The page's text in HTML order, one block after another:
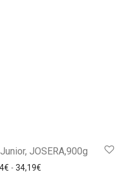
JOSERA,900g
€ - 34,19€